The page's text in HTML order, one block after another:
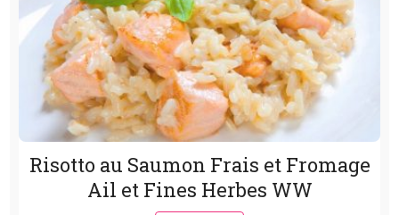
Risotto au Saumon Frais et Fromage
Ail et Fines Herbes WW